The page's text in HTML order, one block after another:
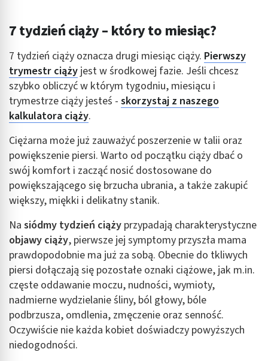
7 tydzień ciąży – który to miesiąc?
7 tydzień ciąży oznacza drugi miesiąc ciąży. Pierwszy
trymestr ciąży jest w środkowej fazie. Jeśli chcesz
szybko obliczyć w którym tygodniu, miesiącu i
trymestrze ciąży jesteś - skorzystaj z naszego
kalkulatora ciąży.
Ciężarna może już zauważyć poszerzenie w talii oraz
powiększenie piersi. Warto od początku ciąży dbać o
swój komfort i zacząć nosić dostosowane do
powiększającego się brzucha ubrania, a także zakupić
większy, miękki i delikatny stanik.
Na siódmy tydzień ciąży przypadają charakterystyczne
objawy ciąży, pierwsze jej symptomy przyszła mama
prawdopodobnie ma już za sobą. Obecnie do tkliwych
piersi dołączają się pozostałe oznaki ciążowe, jak m.in.
częste oddawanie moczu, nudności, wymioty,
nadmierne wydzielanie śliny, ból głowy, bóle
podbrzusza, omdlenia, zmęczenie oraz senność.
Oczywiście nie każda kobiet doświadczy powyższych
niedogodności.